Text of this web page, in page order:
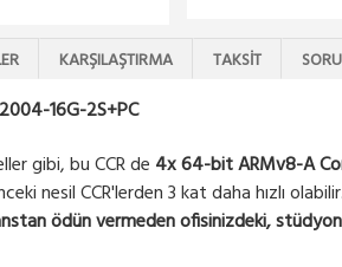
KARŞILAŞTIRMA TAKSIT
16G-2S+PC
gibi, bu CCR de 4x 64-bit ARMv8-A
nesil CCR'lerden 3 kat daha hızlı olabilir.
ödün vermeden ofisinizdeki,